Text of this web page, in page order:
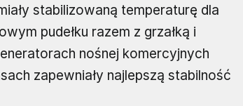
stabilizowaną temperaturę dla
pudełku razem z grzałką i
nośnej komercyjnych
zapewniały najlepszą stabilność